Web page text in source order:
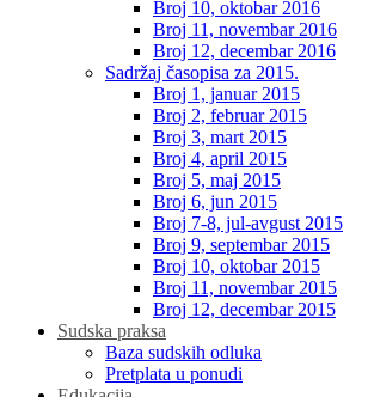
Broj 10, oktobar 2016
Broj 11, novembar 2016
Broj 12, decembar 2016
Sadržaj časopisa za 2015.
Broj 1, januar 2015
Broj 2, februar 2015
Broj 3, mart 2015
Broj 4, april 2015
Broj 5, maj 2015
Broj 6, jun 2015
Broj 7-8, jul-avgust 2015
Broj 9, septembar 2015
Broj 10, oktobar 2015
Broj 11, novembar 2015
Broj 12, decembar 2015
Sudska praksa
Baza sudskih odluka
Pretplata u ponudi